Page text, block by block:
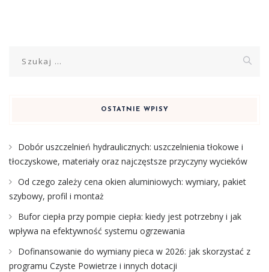
OSTATNIE WPISY
Dobór uszczelnień hydraulicznych: uszczelnienia tłokowe i
tłoczyskowe, materiały oraz najczęstsze przyczyny wycieków
Od czego zależy cena okien aluminiowych: wymiary, pakiet
szybowy, profil i montaż
Bufor ciepła przy pompie ciepła: kiedy jest potrzebny i jak
wpływa na efektywność systemu ogrzewania
Dofinansowanie do wymiany pieca w 2026: jak skorzystać z
programu Czyste Powietrze i innych dotacji